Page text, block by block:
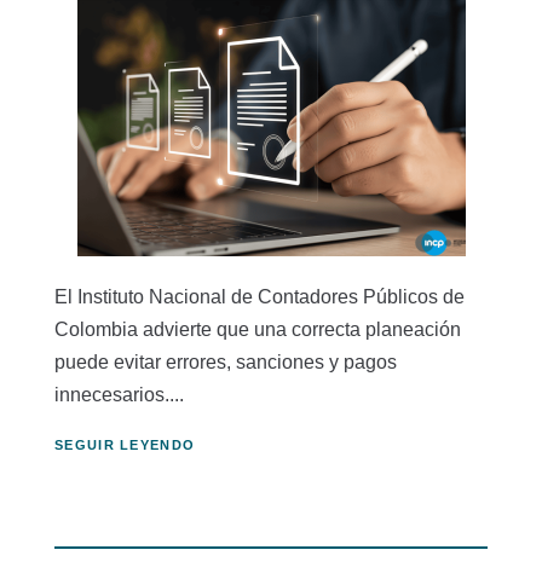
El Instituto Nacional de Contadores Públicos de
Colombia advierte que una correcta planeación
puede evitar errores, sanciones y pagos
innecesarios....
SEGUIR LEYENDO